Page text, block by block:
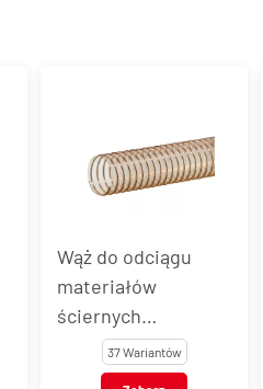
Wąż do odciągu
materiałów
ściernych
SMARTFLEX® 1.4
37 Wariantów